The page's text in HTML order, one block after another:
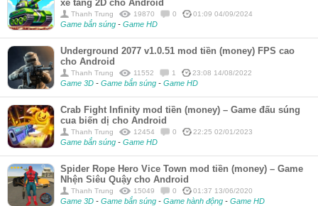
xe tăng 2D cho Android
Thanh Trung 19870 0 01:09 04/09/2024
Game bắn súng - Game HD
Underground 2077 v1.0.51 mod tiền (money) FPS cao
cho Android
Thanh Trung 11552 1 23:08 14/08/2022
Game 3D - Game bắn súng - Game HD
Crab Fight Infinity mod tiền (money) – Game đấu súng
cua biến dị cho Android
Thanh Trung 12454 0 22:25 02/01/2023
Game bắn súng - Game HD
Spider Rope Hero Vice Town mod tiền (money) – Game
Nhện Siêu Quậy cho Android
Thanh Trung 15049 0 01:37 13/06/2020
Game 3D - Game bắn súng - Game hành động - Game HD